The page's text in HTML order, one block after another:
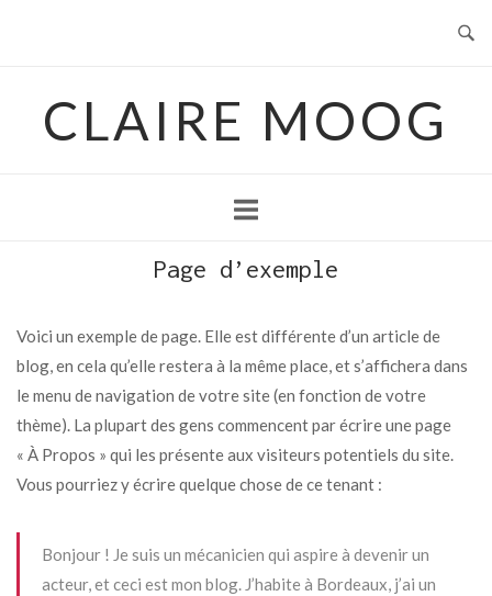
CLAIRE MOOG
Page d’exemple
Voici un exemple de page. Elle est différente d’un article de
blog, en cela qu’elle restera à la même place, et s’affichera dans
le menu de navigation de votre site (en fonction de votre
thème). La plupart des gens commencent par écrire une page
« À Propos » qui les présente aux visiteurs potentiels du site.
Vous pourriez y écrire quelque chose de ce tenant :
Bonjour ! Je suis un mécanicien qui aspire à devenir un
acteur, et ceci est mon blog. J’habite à Bordeaux, j’ai un